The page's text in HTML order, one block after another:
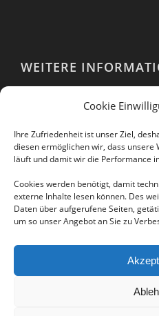
Cookie
Ihre Zufriedenheit ist unser Ziel,
diesen ermöglichen wir, dass unsere
läuft und damit wir die Performance
Cookies werden benötigt, damit
externe Inhalte lesen können. Des
Daten über aufgerufene Seiten,
um so unser Angebot an Sie zu
WEITERE
AGB
EULA
Datenschutzerklärung
Folgen Sie uns auch in